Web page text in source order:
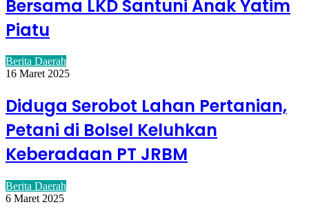
Bersama LKD Santuni Anak Yatim
Piatu
Berita Daerah
16 Maret 2025
Diduga Serobot Lahan Pertanian,
Petani di Bolsel Keluhkan
Keberadaan PT JRBM
Berita Daerah
6 Maret 2025